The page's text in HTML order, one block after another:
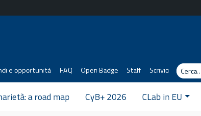
e opportunità FAQ Open Badge Staff Scrivici
Cerca
a road map CyB+ 2026 CLab in EU